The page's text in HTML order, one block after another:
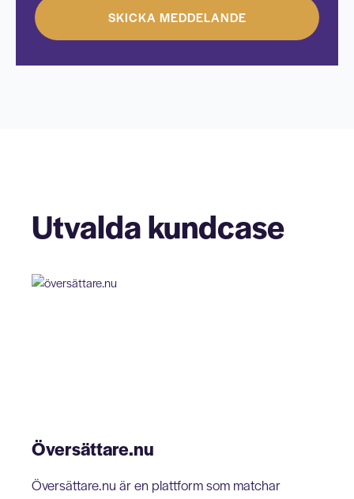
SKICKA MEDDELANDE
Utvalda kundcase
Översättare.nu
Översättare.nu är en plattform som matchar